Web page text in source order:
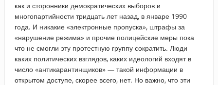
как и сторонники демократических выборов и
многопартийности тридцать лет назад, в январе 1990
года. И никакие «электронные пропуска», штрафы за
«нарушение режима» и прочие полицейские меры пока
что не смогли эту протестную группу сократить. Люди
каких политических взглядов, каких идеологий входят в
число «антикарантинщиков» — такой информации в
открытом доступе, скорее всего, нет. Но важно, что эти